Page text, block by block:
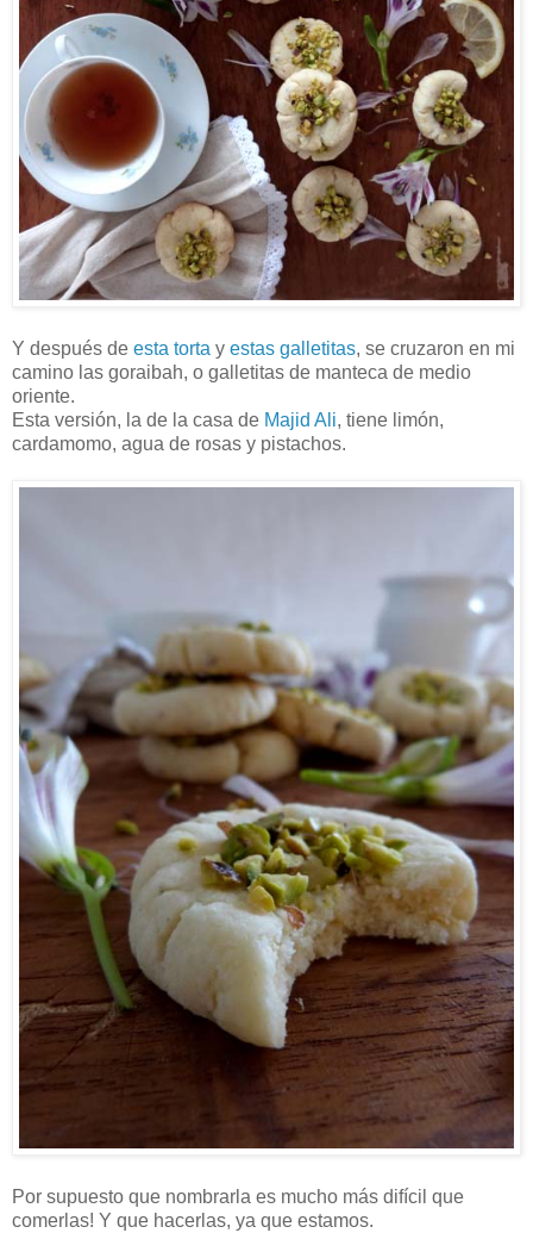
Y después de esta torta y estas galletitas, se cruzaron en mi
camino las goraibah, o galletitas de manteca de medio
oriente.
Esta versión, la de la casa de Majid Ali, tiene limón,
cardamomo, agua de rosas y pistachos.
Por supuesto que nombrarla es mucho más difícil que
comerlas! Y que hacerlas, ya que estamos.